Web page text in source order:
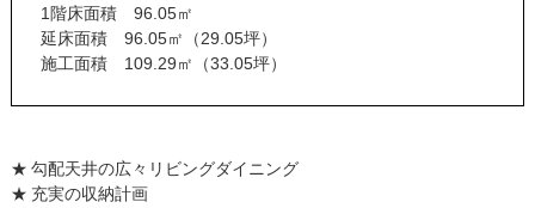
1階床面積 96.05㎡
延床面積 96.05㎡（29.05坪）
施工面積 109.29㎡（33.05坪）
勾配天井の広々リビングダイニング
充実の収納計画